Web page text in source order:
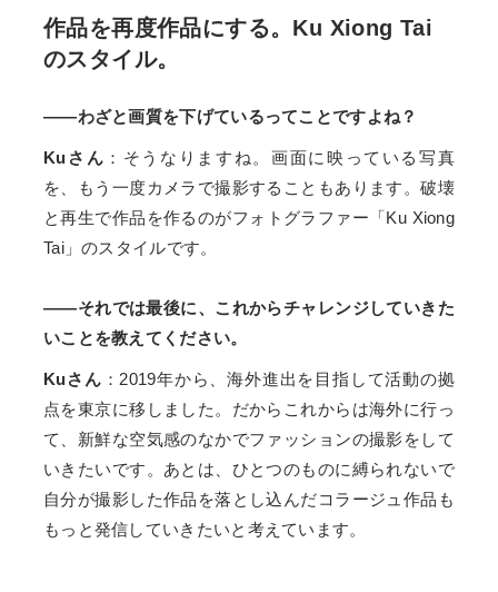
作品を再度作品にする。Ku Xiong Tai
のスタイル。
――わざと画質を下げているってことですよね？
Kuさん ：そうなりますね。画面に映っている写真
を、もう一度カメラで撮影することもあります。破壊
と再生で作品を作るのがフォトグラファー「Ku Xiong
Tai」のスタイルです。
――それでは最後に、これからチャレンジしていきた
いことを教えてください。
Kuさん ：2019年から、海外進出を目指して活動の拠
点を東京に移しました。だからこれからは海外に行っ
て、新鮮な空気感のなかでファッションの撮影をして
いきたいです。あとは、ひとつのものに縛られないで
自分が撮影した作品を落とし込んだコラージュ作品も
もっと発信していきたいと考えています。